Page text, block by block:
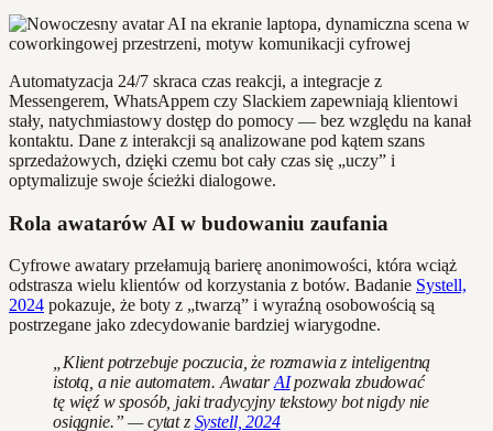
Automatyzacja 24/7 skraca czas reakcji, a integracje z
Messengerem, WhatsAppem czy Slackiem zapewniają klientowi
stały, natychmiastowy dostęp do pomocy — bez względu na kanał
kontaktu. Dane z interakcji są analizowane pod kątem szans
sprzedażowych, dzięki czemu bot cały czas się „uczy” i
optymalizuje swoje ścieżki dialogowe.
Rola awatarów AI w budowaniu zaufania
Cyfrowe awatary przełamują barierę anonimowości, która wciąż
odstrasza wielu klientów od korzystania z botów. Badanie Systell,
2024 pokazuje, że boty z „twarzą” i wyraźną osobowością są
postrzegane jako zdecydowanie bardziej wiarygodne.
„Klient potrzebuje poczucia, że rozmawia z inteligentną
istotą, a nie automatem. AwatarAIpozwala zbudować
tę więź w sposób, jaki tradycyjny tekstowy bot nigdy nie
osiągnie.” — cytat z Systell, 2024